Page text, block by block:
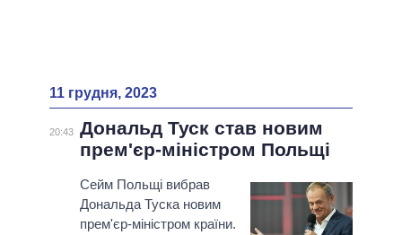
11 грудня, 2023
20:43 Дональд Туск став новим
прем'єр-міністром Польщі
Сейм Польщі вибрав
Дональда Туска новим
прем'єр-міністром країни.